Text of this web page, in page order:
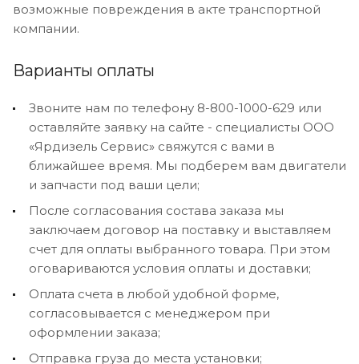
возможные повреждения в акте транспортной
компании.
Варианты оплаты
Звоните нам по телефону 8-800-1000-629 или
оставляйте заявку на сайте - специалисты ООО
«Ярдизель Сервис» свяжутся с вами в
ближайшее время. Мы подберем вам двигатели
и запчасти под ваши цели;
После согласования состава заказа мы
заключаем договор на поставку и выставляем
счет для оплаты выбранного товара. При этом
оговариваются условия оплаты и доставки;
Оплата счета в любой удобной форме,
согласовывается с менеджером при
оформлении заказа;
Отправка груза до места установки;